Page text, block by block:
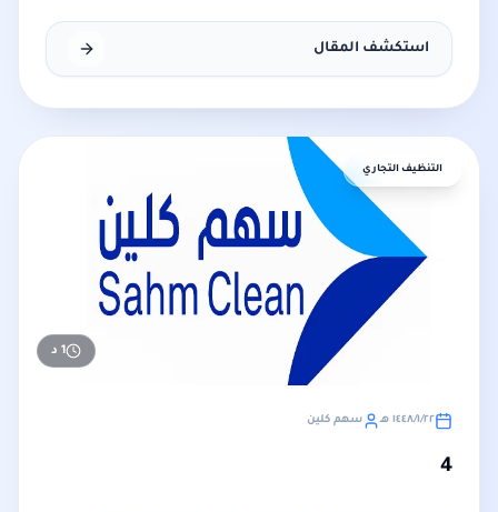
استكشف المقال
التنظيف التجاري
1 د
٢٢‏/١‏/١٤٤٨ هـ سهم كلين
4